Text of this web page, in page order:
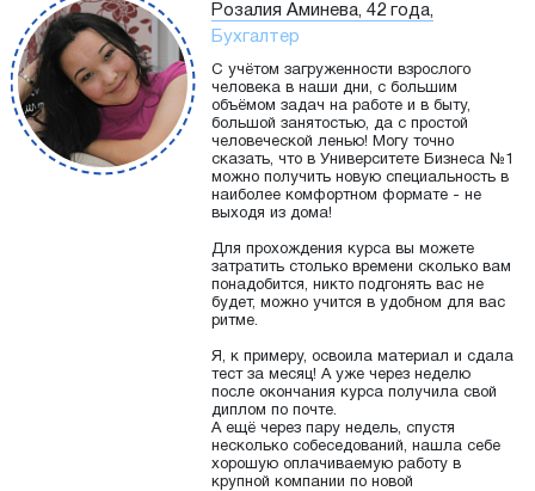
Розалия Аминева, 42 года,
Бухгалтер
С учётом загруженности взрослого
человека в наши дни, с большим
объёмом задач на работе и в быту,
большой занятостью, да с простой
человеческой ленью! Могу точно
сказать, что в Университете Бизнеса №1
можно получить новую специальность в
наиболее комфортном формате - не
выходя из дома!
Для прохождения курса вы можете
затратить столько времени сколько вам
понадобится, никто подгонять вас не
будет, можно учится в удобном для вас
ритме.
Я, к примеру, освоила материал и сдала
тест за месяц! А уже через неделю
после окончания курса получила свой
диплом по почте.
А ещё через пару недель, спустя
несколько собеседований, нашла себе
хорошую оплачиваемую работу в
крупной компании по новой